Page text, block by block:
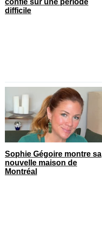
confie sur une période
difficile
Sophie Gégoire montre sa
nouvelle maison de
Montréal